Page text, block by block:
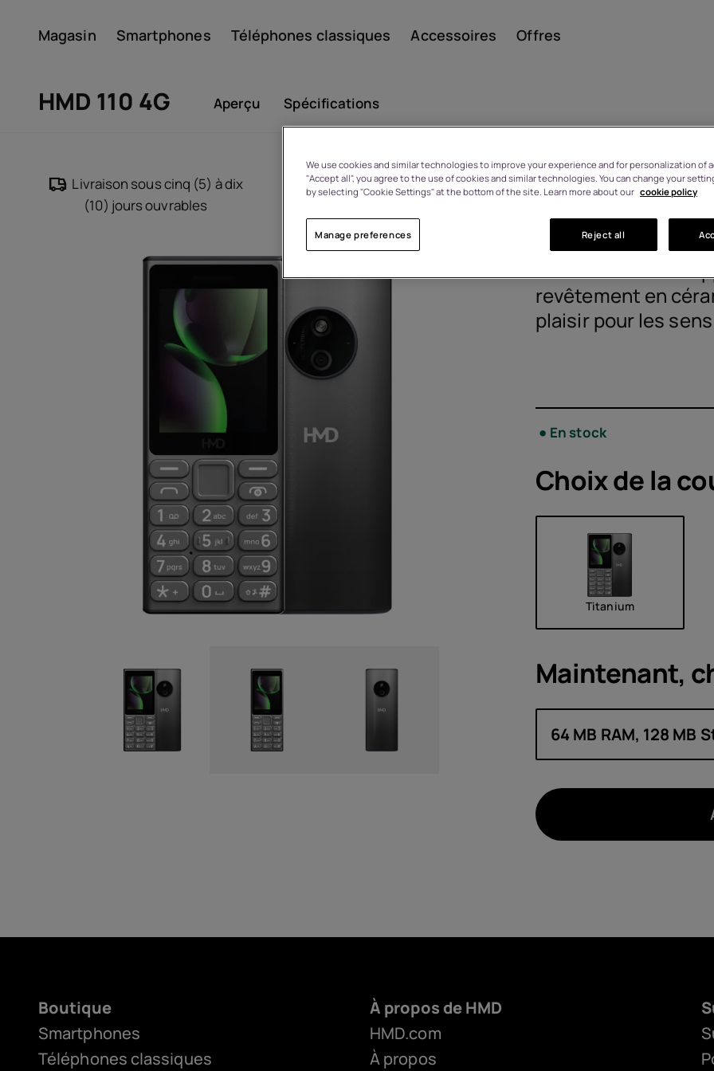
Magasin Smartphones Téléphones classiques Accessoires Offres
À propos
Recyclage des appareils
Auto-réparation
HMD 110 4G Aperçu Spécifications
Livraison sous cinq (5) à dix
(10) jours ouvrables
Retours sous 14 jours en cas de
HMD 110 4G
1GF029HPN1L02
En associant des
revêtement en
plaisir pour les
En stock
Choix de la
Titanium
Maintenant,
64 MB RAM, 128 MB
Boutique
Smartphones
Téléphones classiques
À propos de HMD
HMD.com
À propos
We use cookies and similar technologies to improve your experience and for personalization of
"Accept all", you agree to the use of cookies and similar technologies. You can change your
by selecting "Cookie Settings" at the bottom of the site. Learn more about our cookie policy
Manage preferences Reject all